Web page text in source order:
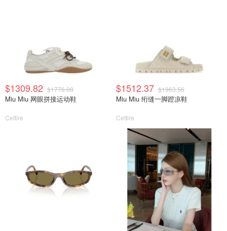
$1309.82 $1776.08
Miu Miu 网眼拼接运动鞋
Cettire
$1512.37 $1963.56
Miu Miu 绗缝一脚蹬凉鞋
Cettire